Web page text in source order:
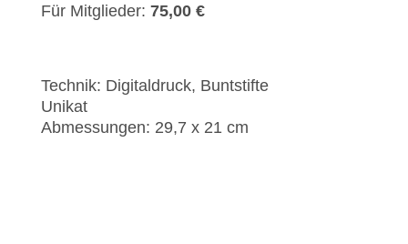
Für Mitglieder: 75,00 €
Technik: Digitaldruck, Buntstifte
Unikat
Abmessungen: 29,7 x 21 cm